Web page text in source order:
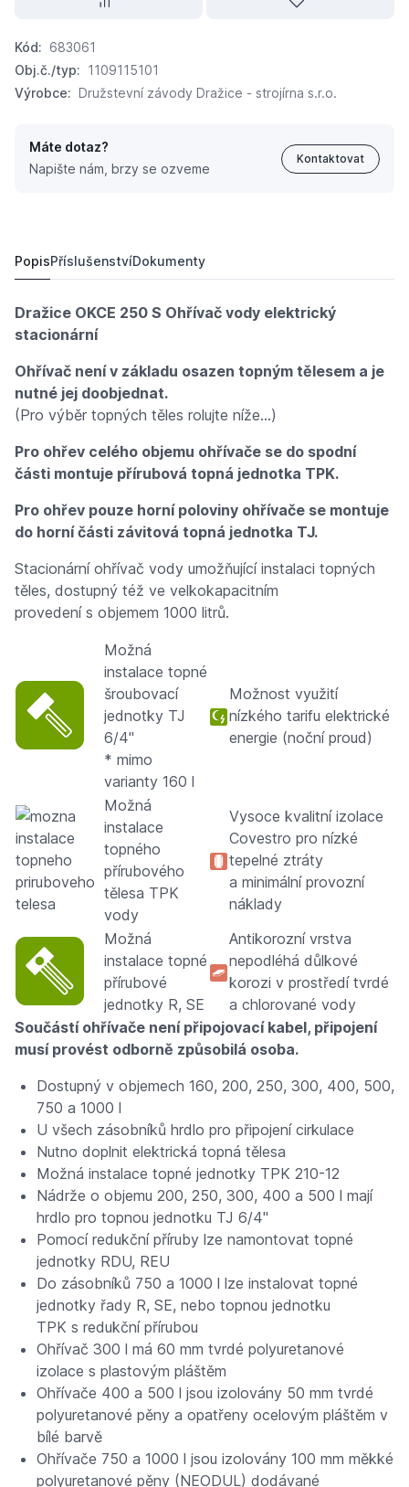
Kód: 683061
Obj.č./typ: 1109115101
Výrobce: Družstevní závody Dražice - strojírna s.r.o.
Máte dotaz?
Napište nám, brzy se ozveme
Kontaktovat
PopisPříslušenstvíDokumenty
Dražice OKCE 250 S Ohřívač vody elektrický
stacionární
Ohřívač není v základu osazen topným tělesem a je
nutné jej doobjednat.
(Pro výběr topných těles rolujte níže...)
Pro ohřev celého objemu ohřívače se do spodní
části montuje přírubová topná jednotka TPK.
Pro ohřev pouze horní poloviny ohřívače se montuje
do horní části závitová topná jednotka TJ.
Stacionární ohřívač vody umožňující instalaci topných
těles, dostupný též ve velkokapacitním
provedení s objemem 1000 litrů.
Možná
instalace topné
šroubovací
jednotky TJ
6/4"
* mimo
varianty 160 l
Možnost využití
nízkého tarifu elektrické
energie (noční proud)
Možná
instalace
topného
přírubového
tělesa TPK
vody
Vysoce kvalitní izolace
Covestro pro nízké
tepelné ztráty
a minimální provozní
náklady
Možná
instalace topné
přírubové
jednotky R, SE
Antikorozní vrstva
nepodléhá důlkové
korozi v prostředí tvrdé
a chlorované vody
Součástí ohřívače není připojovací kabel, připojení
musí provést odborně způsobilá osoba.
Dostupný v objemech 160, 200, 250, 300, 400, 500,
750 a 1000 l
U všech zásobníků hrdlo pro připojení cirkulace
Nutno doplnit elektrická topná tělesa
Možná instalace topné jednotky TPK 210-12
Nádrže o objemu 200, 250, 300, 400 a 500 l mají
hrdlo pro topnou jednotku TJ 6/4"
Pomocí redukční příruby lze namontovat topné
jednotky RDU, REU
Do zásobníků 750 a 1000 l lze instalovat topné
jednotky řady R, SE, nebo topnou jednotku
TPK s redukční přírubou
Ohřívač 300 l má 60 mm tvrdé polyuretanové
izolace s plastovým pláštěm
Ohřívače 400 a 500 l jsou izolovány 50 mm tvrdé
polyuretanové pěny a opatřeny ocelovým pláštěm v
bílé barvě
Ohřívače 750 a 1000 l jsou izolovány 100 mm měkké
polyuretanové pěny (NEODUL) dodávané